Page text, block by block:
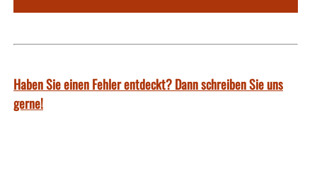
Haben Sie einen Fehler entdeckt? Dann schreiben Sie uns
gerne!